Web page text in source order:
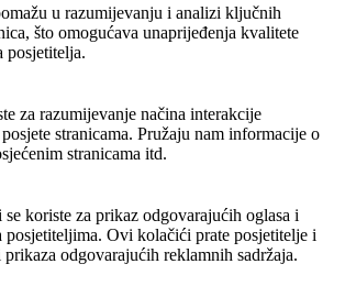
u razumijevanju i analizi ključnih
što omogućava unaprijeđenja kvalitete
posjetitelja.
za razumijevanje načina interakcije
stranicama. Pružaju nam informacije o
stranicama itd.
koriste za prikaz odgovarajućih oglasa i
posjetiteljima. Ovi kolačići prate posjetitelje i
odgovarajućih reklamnih sadržaja.